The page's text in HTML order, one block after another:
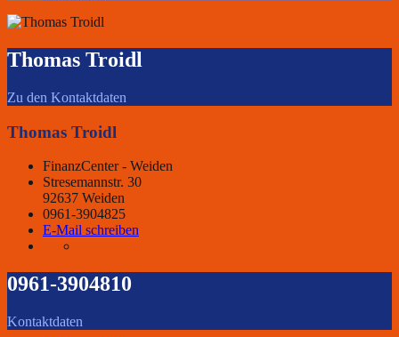
Thomas Troidl
Zu den Kontaktdaten
Thomas Troidl
FinanzCenter - Weiden
Stresemannstr. 30
92637 Weiden
0961-3904825
E-Mail schreiben
0961-3904810
Kontaktdaten